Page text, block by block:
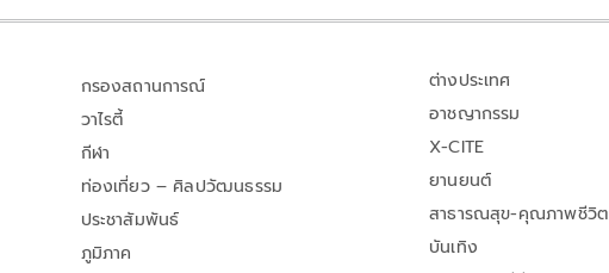
กรองสถานการณ์
วาไรตี้
กีฬา
ท่องเที่ยว – ศิลปวัฒนธรรม
ประชาสัมพันธ์
ภูมิภาค
ต่างประเทศ
อาชญากรรม
X-CITE
ยานยนต์
สาธารณสุข-คุณภาพชีวิต
บันเทิง